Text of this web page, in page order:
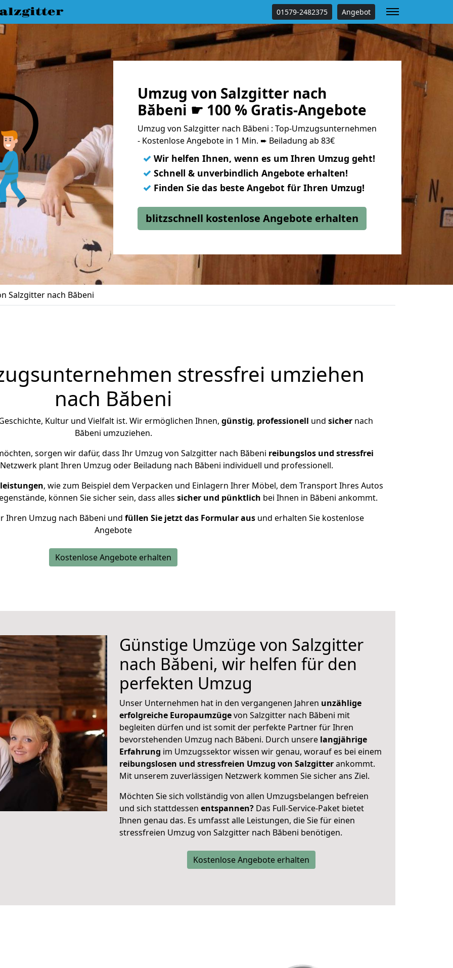
01579-2482375 Angebot
Umzug von Salzgitter nach
Băbeni ☛ 100 % Gratis-Angebote
Umzug von Salzgitter nach Băbeni : Top-Umzugsunternehmen
- Kostenlose Angebote in 1 Min. ➨ Beiladung ab 83€
✓ Wir helfen Ihnen, wenn es um Ihren Umzug geht!
✓ Schnell & unverbindlich Angebote erhalten!
✓ Finden Sie das beste Angebot für Ihren Umzug!
blitzschnell kostenlose Angebote erhalten
Salzgitter nach Băbeni
stressfrei umziehen
nach Băbeni
Kultur und Vielfalt ist. Wir ermöglichen Ihnen, günstig, professionell und sicher nach
Băbeni umzuziehen.
sorgen wir dafür, dass Ihr Umzug von Salzgitter nach Băbeni reibungslos und stressfrei
plant Ihren Umzug oder Beiladung nach Băbeni individuell und professionell.
, wie zum Beispiel dem Verpacken und Einlagern Ihrer Möbel, dem Transport Ihres Autos
können Sie sicher sein, dass alles sicher und pünktlich bei Ihnen in Băbeni ankommt.
Ihren Umzug nach Băbeni und füllen Sie jetzt das Formular aus und erhalten Sie kostenlose
Angebote
Kostenlose Angebote erhalten
Günstige Umzüge von Salzgitter
nach Băbeni, wir helfen für den
perfekten Umzug
Unser Unternehmen hat in den vergangenen Jahren unzählige
erfolgreiche Europaumzügevon Salzgitter nach Băbeni mit
begleiten dürfen und ist somit der perfekte Partner für Ihren
bevorstehenden Umzug nach Băbeni. Durch unsere langjährige
Erfahrung im Umzugssektor wissen wir genau, worauf es bei einem
reibungslosen und stressfreien Umzug von Salzgitterankommt.
Mit unserem zuverlässigen Netzwerk kommen Sie sicher ans Ziel.
Möchten Sie sich vollständig von allen Umzugsbelangen befreien
und sich stattdessen entspannen? Das Full-Service-Paket bietet
Ihnen genau das. Es umfasst alle Leistungen, die Sie für einen
stressfreien Umzug von Salzgitter nach Băbeni benötigen.
Kostenlose Angebote erhalten